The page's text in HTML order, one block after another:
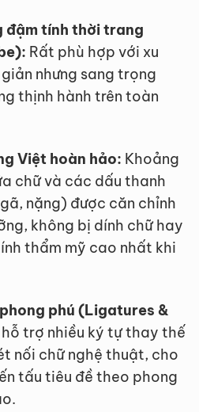
đậm tính thời trang
Rất phù hợp với xu
nhưng sang trọng
thịnh hành trên toàn
Việt hoàn hảo: Khoảng
chữ và các dấu thanh
nặng) được căn chỉnh
không bị dính chữ hay
thẩm mỹ cao nhất khi
phú (Ligatures &
trợ nhiều ký tự thay thế
nối chữ nghệ thuật, cho
tấu tiêu đề theo phong